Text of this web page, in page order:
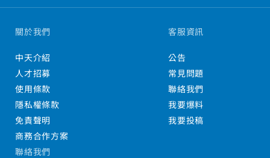
關於我們
中天介紹
人才招募
使用條款
隱私權條款
免責聲明
商務合作方案
客服資訊
公告
常見問題
聯絡我們
我要爆料
我要投稿
聯絡我們